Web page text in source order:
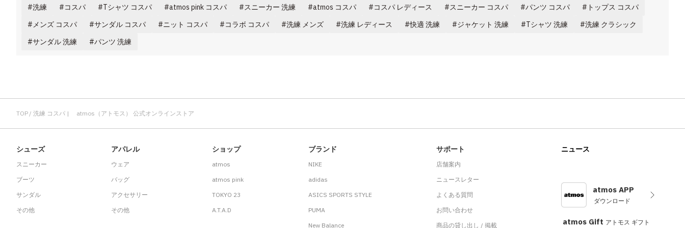
洗練 コスパ Tシャツ コスパ atmos pink コスパ スニーカー 洗練 atmos コスパ コスパ レディース スニーカー コスパ パンツ コスパ
トップス コスパ
メンズ コスパ
サンダル コスパ ニット コスパ コラボ コスパ 洗練 メンズ 洗練 レディース 快適 洗練 ジャケット 洗練 Tシャツ 洗練
洗練 クラシック
サンダル 洗練
パンツ 洗練
TOP 洗練 コスパ | atmos（アトモス） 公式オンラインストア
シューズ
スニーカー
ブーツ
サンダル
その他
アパレル
ウェア
バッグ
アクセサリー
その他
ショップ
atmos
atmos pink
TOKYO 23
A.T.A.D
ブランド
NIKE
adidas
ASICS SPORTS STYLE
PUMA
New Balance
サポート
店舗案内
ニュースレター
よくある質問
お問い合わせ
商品の貸し出し / 掲載
ニュース
atmos APP
ダウンロード
atmos Gift アトモス ギフト